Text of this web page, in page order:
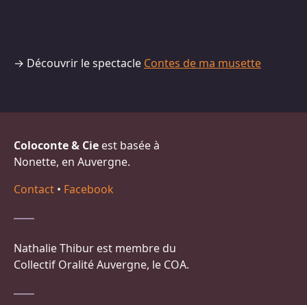
→ Découvrir le spectacle Contes de ma musette
Coloconte & Cie est basée à
Nonette, en Auvergne.
Contact • Facebook
Nathalie Thibur est membre du
Collectif Oralité Auvergne, le COA.